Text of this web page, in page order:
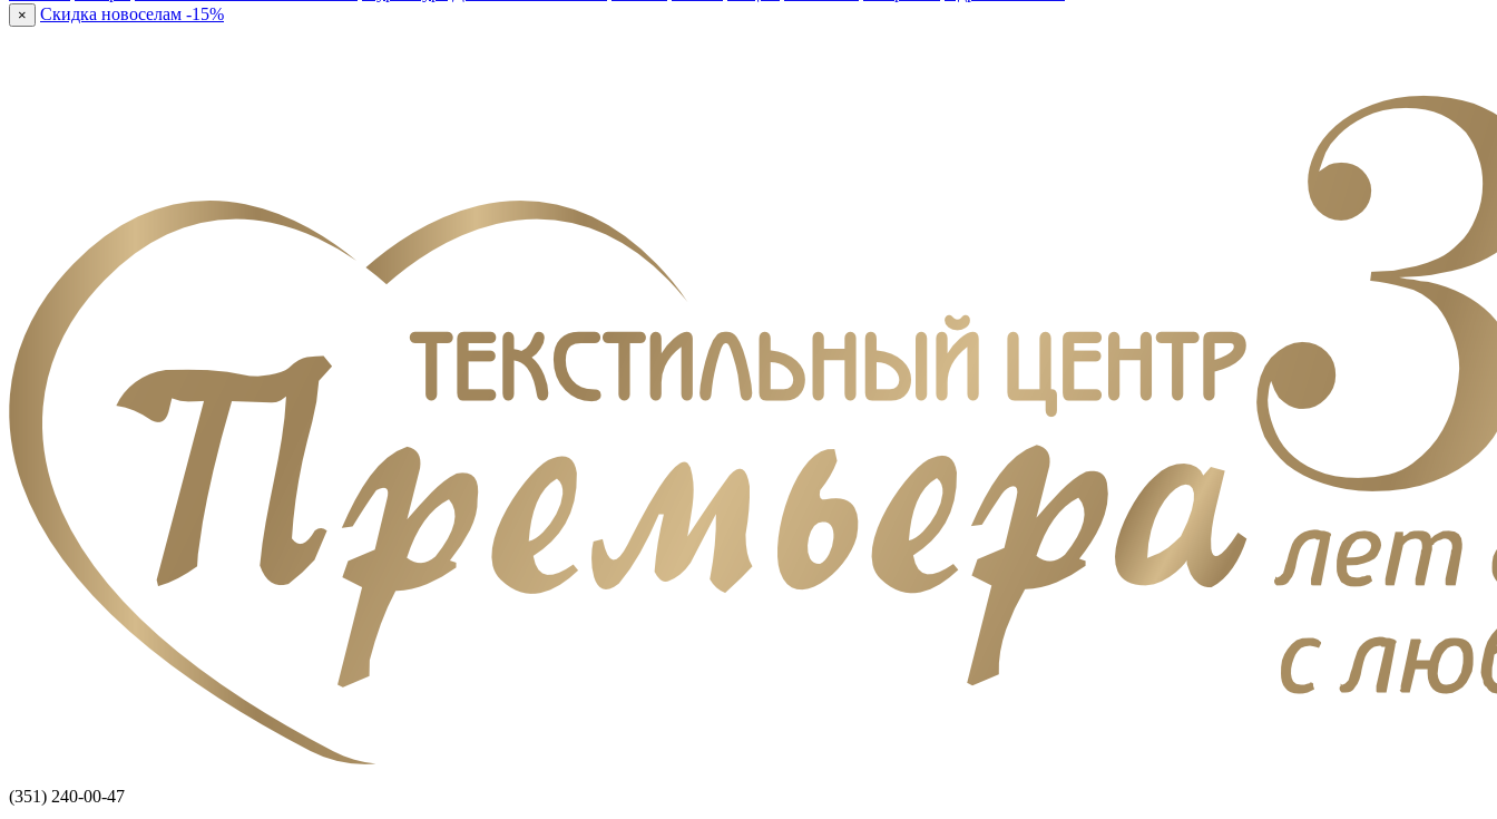
× Скидка новоселам -15%
(351) 240-00-47